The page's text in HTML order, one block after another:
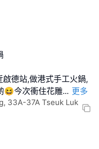
德站,做港式手工火鍋,
😆今次衝住花雕... 更多
33A-37A Tseuk Luk